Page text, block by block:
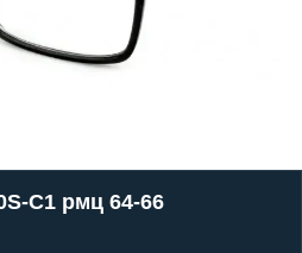
C1 рмц 64-66